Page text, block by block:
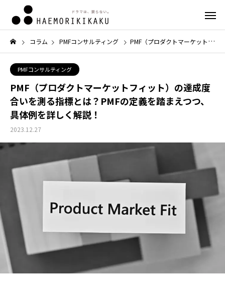
コラム PMFコンサルティング PMF（プロダクトマーケットフィット）の達成度合いを測る指標とは？PMFの定義を踏まえつつ、具体例を詳しく解説！
PMFコンサルティング
PMF（プロダクトマーケットフィット）の達成度
合いを測る指標とは？PMFの定義を踏まえつつ、
具体例を詳しく解説！
2023.12.27